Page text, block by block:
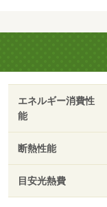
エネルギー消費性
能
断熱性能
目安光熱費